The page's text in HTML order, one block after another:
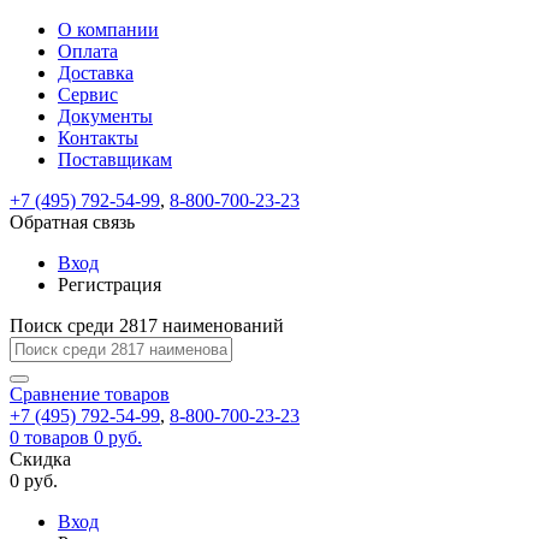
ВходРегистрация
Только
test@example.com
отправлена
по
ней
для
регистрации.
Ок
Только
Запомнить
меня
Забыли
Восстановление
пароля
Заполните
форму.
Мы
отправим
ссылку
на
указанный
электронный
адрес,
перейдя
по
которой
вы
новый
На
вашу
test@test.ru
отправлена
ссылка.
Перейдите
по
для
смены
пароля.
Введите
новый
пароль
Сменить
Пароль
успешно
Войти
Обратная
связь
Сообщение
пользовательского
соглашения
Ваше
сообщение
успешно
О компании
Оплата
Доставка
Сервис
Документы
Контакты
Поставщикам
+7 (495) 792-54-99, 8-800-700-23-23
Обратная связь
Вход
Регистрация
Поиск среди 2817 наименований
Сравнение товаров
+7 (495) 792-54-99, 8-800-700-23-23
0 товаров 0 руб.
Скидка
0 руб.
Вход